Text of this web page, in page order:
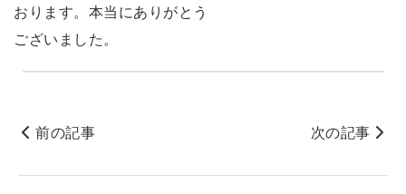
おります。本当にありがとう
ございました。
前の記事 次の記事